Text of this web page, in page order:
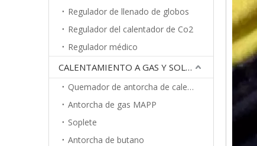
Regulador de llenado de globos
Regulador del calentador de Co2
Regulador médico
CALENTAMIENTO A GAS Y SOLDADURA
Quemador de antorcha de calentamiento
Antorcha de gas MAPP
Soplete
Antorcha de butano